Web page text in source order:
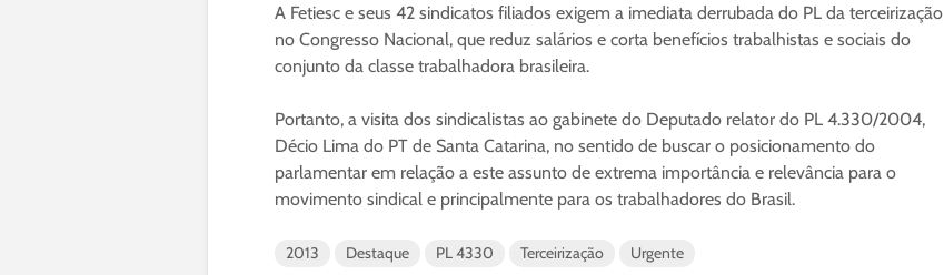
A Fetiesc e seus 42 sindicatos filiados exigem a imediata derrubada do PL da terceirização
no Congresso Nacional, que reduz salários e corta benefícios trabalhistas e sociais do
conjunto da classe trabalhadora brasileira.
Portanto, a visita dos sindicalistas ao gabinete do Deputado relator do PL 4.330/2004,
Décio Lima do PT de Santa Catarina, no sentido de buscar o posicionamento do
parlamentar em relação a este assunto de extrema importância e relevância para o
movimento sindical e principalmente para os trabalhadores do Brasil.
2013 Destaque PL 4330 Terceirização Urgente